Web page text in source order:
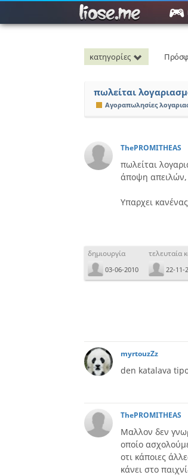
κατηγορίες
πωλείται
Αγοραπωλησίες
ThePROMITHEAS
πωλείται
άποψη απειλών,
Υπαρχει
δημιουργία
03-06-2010
τελευταία
22-11-
myrtouzZz
den katalava
ThePROMITHEAS
Μαλλον δεν
οποίο
οτι κάποιες
κάνει στο